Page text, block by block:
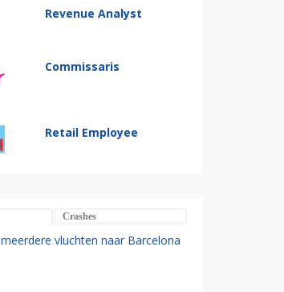
Revenue Analyst
Commissaris
Retail Employee
Crashes
vluchten naar Barcelona